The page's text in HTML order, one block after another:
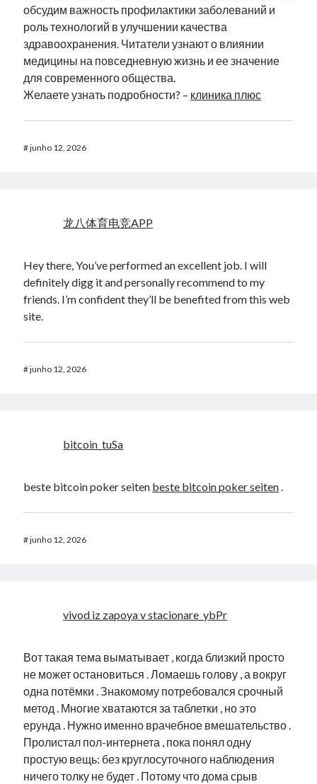
обсудим важность профилактики заболеваний и
роль технологий в улучшении качества
здравоохранения. Читатели узнают о влиянии
медицины на повседневную жизнь и ее значение
для современного общества.
Желаете узнать подробности? – клиника плюс
#junho 12, 2026
龙八体育电竞APP
Hey there, You’ve performed an excellent job. I will
definitely digg it and personally recommend to my
friends. I’m confident they’ll be benefited from this web
site.
#junho 12, 2026
bitcoin_tuSa
beste bitcoin poker seiten beste bitcoin poker seiten.
#junho 12, 2026
vivod iz zapoya v stacionare_ybPr
Вот такая тема выматывает , когда близкий просто
не может остановиться . Ломаешь голову , а вокруг
одна потёмки . Знакомому потребовался срочный
метод . Многие хватаются за таблетки , но это
ерунда . Нужно именно врачебное вмешательство .
Пролистал пол-интернета , пока понял одну
простую вещь: без круглосуточного наблюдения
ничего толку не будет . Потому что дома срыв